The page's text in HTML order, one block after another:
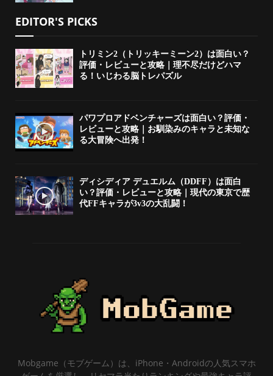
EDITOR'S PICKS
トリミン2（トリッキーミーン2）は面白い？
評価・レビューと攻略｜理不尽だけどハマ
る！いじわる脳トレパズル
パワプロアドベンチャーズは面白い？評価・
レビューと攻略｜お馴染みのキャラと未知な
る大冒険へ出発！
ディシディア デュエルム（DDFF）は面白
い？評価・レビューと攻略｜現代の東京で歴
代FFキャラが3v3の大乱闘！
Mobgame（モブゲーム）は、iPhone・Androidの人気スマホ